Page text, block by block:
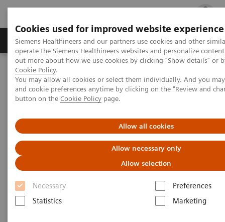
Cookies used for improved website experience
Siemens Healthineers and our partners use cookies and other
operate the Siemens Healthineers websites and personalize
out more about how we use cookies by clicking "Show details" or
Cookie Policy.
You may allow all cookies or select them individually. And you
and cookie preferences anytime by clicking on the "Review and
button on the Cookie Policy page.
Allow all cookies
Allow necessary only
Allow selection
Necessary
Preferences
Statistics
Marketing
Produits & services Support & formations
Accueil
Imagerie Médicale
Imagerie par résonance magnétique
IRM 3T
IRM 3T
Notre gamme d'IRM 3T s'appuie sur l’innovation, la
productivité et la pérennisation de l'investissement.
Siemens Healthineers innove afin de fournir des
solutions qui permettent de faire progresser les